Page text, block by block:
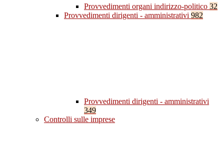
Provvedimenti organi indirizzo-politico 32
Provvedimenti dirigenti - amministrativi 982
Provvedimenti dirigenti - amministrativi
349
Controlli sulle imprese